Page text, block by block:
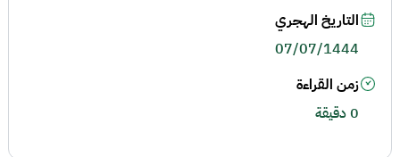
التاريخ الهجري
07/07/1444
زمن القراءة
0 دقيقة